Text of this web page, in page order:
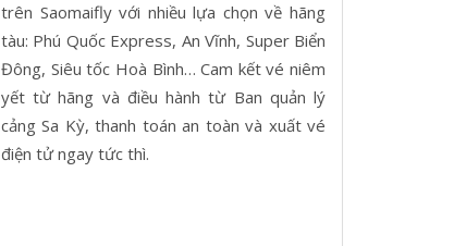
trên Saomaifly với nhiều lựa chọn về hãng
tàu: Phú Quốc Express, An Vĩnh, Super Biển
Đông, Siêu tốc Hoà Bình… Cam kết vé niêm
yết từ hãng và điều hành từ Ban quản lý
cảng Sa Kỳ, thanh toán an toàn và xuất vé
điện tử ngay tức thì.